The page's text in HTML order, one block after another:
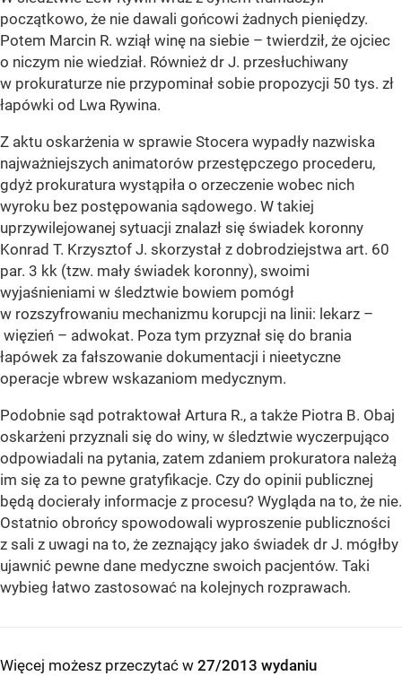
początkowo, że nie dawali gońcowi żadnych pieniędzy.
Potem Marcin R. wziął winę na siebie – twierdził, że ojciec
o niczym nie wiedział. Również dr J. przesłuchiwany
w prokuraturze nie przypominał sobie propozycji 50 tys. zł
łapówki od Lwa Rywina.
Z aktu oskarżenia w sprawie Stocera wypadły nazwiska
najważniejszych animatorów przestępczego procederu,
gdyż prokuratura wystąpiła o orzeczenie wobec nich
wyroku bez postępowania sądowego. W takiej
uprzywilejowanej sytuacji znalazł się świadek koronny
Konrad T. Krzysztof J. skorzystał z dobrodziejstwa art. 60
par. 3 kk (tzw. mały świadek koronny), swoimi
wyjaśnieniami w śledztwie bowiem pomógł
w rozszyfrowaniu mechanizmu korupcji na linii: lekarz –
więzień – adwokat. Poza tym przyznał się do brania
łapówek za fałszowanie dokumentacji i nieetyczne
operacje wbrew wskazaniom medycznym.
Podobnie sąd potraktował Artura R., a także Piotra B. Obaj
oskarżeni przyznali się do winy, w śledztwie wyczerpująco
odpowiadali na pytania, zatem zdaniem prokuratora należą
im się za to pewne gratyfikacje. Czy do opinii publicznej
będą docierały informacje z procesu? Wygląda na to, że nie.
Ostatnio obrońcy spowodowali wyproszenie publiczności
z sali z uwagi na to, że zeznający jako świadek dr J. mógłby
ujawnić pewne dane medyczne swoich pacjentów. Taki
wybieg łatwo zastosować na kolejnych rozprawach.
Więcej możesz przeczytać w 27/2013 wydaniu